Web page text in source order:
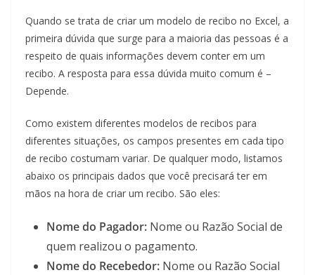
Quando se trata de criar um modelo de recibo no Excel, a
primeira dúvida que surge para a maioria das pessoas é a
respeito de quais informações devem conter em um
recibo. A resposta para essa dúvida muito comum é –
Depende.
Como existem diferentes modelos de recibos para
diferentes situações, os campos presentes em cada tipo
de recibo costumam variar. De qualquer modo, listamos
abaixo os principais dados que você precisará ter em
mãos na hora de criar um recibo. São eles:
Nome do Pagador: Nome ou Razão Social de
quem realizou o pagamento.
Nome do Recebedor: Nome ou Razão Social